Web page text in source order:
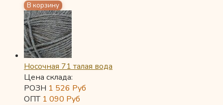
Носочная 71 талая вода
Цена склада:
РОЗН 1 526 Руб
ОПТ 1 090 Руб